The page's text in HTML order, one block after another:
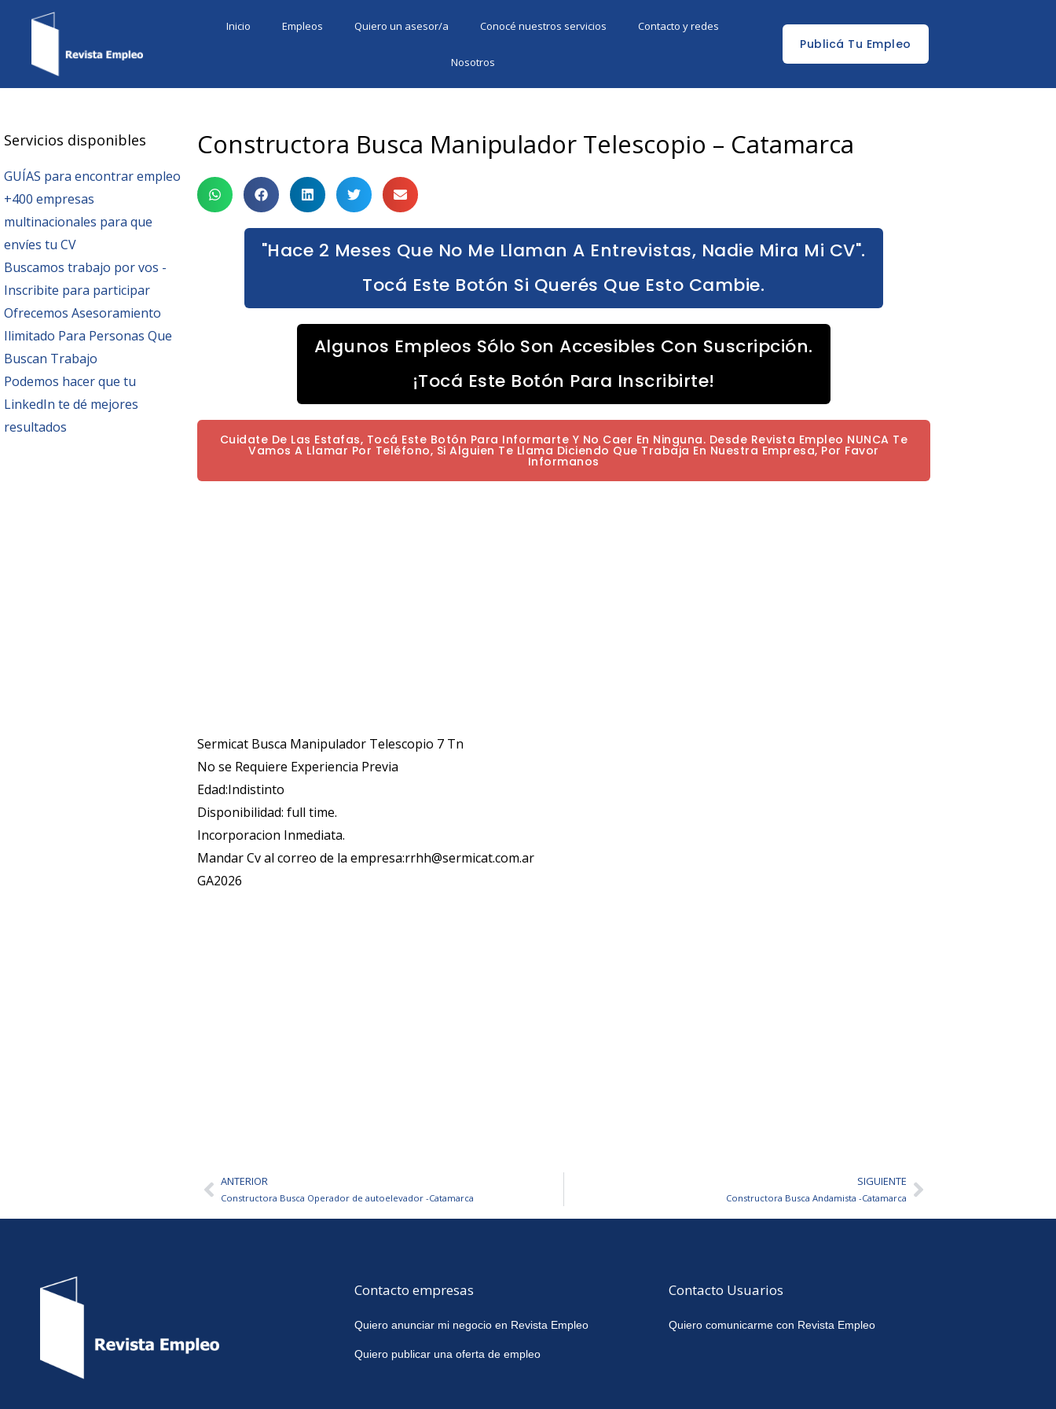
Inicio Empleos Quiero un asesor/a Conocé nuestros servicios Contacto y redes
Nosotros
Publicá Tu Empleo
Servicios disponibles
GUÍAS para encontrar empleo
+400 empresas
multinacionales para que
envíes tu CV
Buscamos trabajo por vos -
Inscribite para participar
Ofrecemos Asesoramiento
Ilimitado Para Personas Que
Buscan Trabajo
Podemos hacer que tu
LinkedIn te dé mejores
resultados
Constructora Busca Manipulador Telescopio – Catamarca
"Hace 2 Meses Que No Me Llaman A Entrevistas, Nadie Mira Mi CV".
Tocá Este Botón Si Querés Que Esto Cambie.
Algunos Empleos Sólo Son Accesibles Con Suscripción.
¡Tocá Este Botón Para Inscribirte!
Cuidate De Las Estafas, Tocá Este Botón Para Informarte Y No Caer En Ninguna. Desde Revista Empleo NUNCA Te
Vamos A Llamar Por Teléfono, Si Alguien Te Llama Diciendo Que Trabaja En Nuestra Empresa, Por Favor
Informanos
Sermicat Busca Manipulador Telescopio 7 Tn
No se Requiere Experiencia Previa
Edad:Indistinto
Disponibilidad: full time.
Incorporacion Inmediata.
Mandar Cv al correo de la empresa:rrhh@sermicat.com.ar
GA2026
AntANTERIOR
Constructora Busca Operador de autoelevador -Catamarca
SIGUIENTE
Constructora Busca Andamista -CatamarcaSiguiente
Contacto empresas
Quiero anunciar mi negocio en Revista Empleo
Quiero publicar una oferta de empleo
Contacto Usuarios
Quiero comunicarme con Revista Empleo